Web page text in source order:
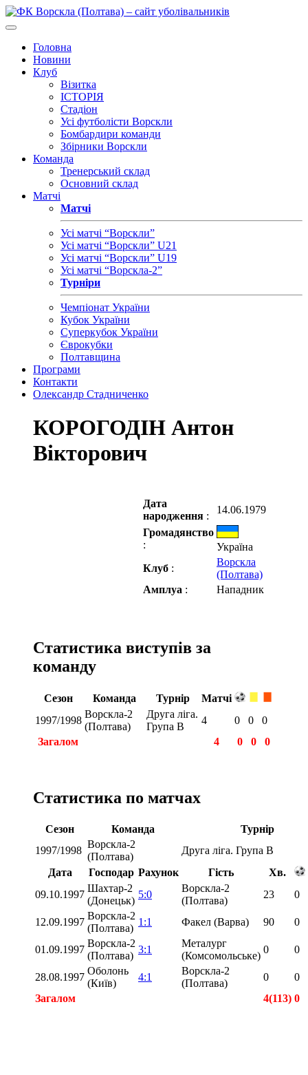
Головна
Новини
Клуб
Візитка
ІСТОРІЯ
Стадіон
Усі футболісти Ворскли
Бомбардири команди
Збірники Ворскли
Команда
Тренерський склад
Основний склад
Матчі
Матчі
Усі матчі “Ворскли”
Усі матчі “Ворскли” U21
Усі матчі “Ворскли” U19
Усі матчі “Ворскла-2”
Турніри
Чемпіонат України
Кубок України
Суперкубок України
Єврокубки
Полтавщина
Програми
Контакти
Олександр Стадниченко
КОРОГОДІН Антон
Вікторович
Дата
народження :
14.06.1979
Громадянство
:
Україна
Клуб :
Ворскла
(Полтава)
Амплуа : Нападник
Статистика виступів за
команду
Сезон Команда Турнір
Матчі
1997/1998
Ворскла-2
(Полтава)
Друга ліга.
Група В
4 0 0
0
Загалом
4 0 0 0
Статистика по матчах
Сезон Команда
Турнір
1997/1998
Ворскла-2
(Полтава)
Друга ліга. Група В
Дата
Господар Рахунок Гість
Хв.
09.10.1997
Шахтар-2
(Донецьк)
5:0
Ворскла-2
(Полтава)
23 0
12.09.1997
Ворскла-2
(Полтава)
1:1 Факел (Варва) 90 0
01.09.1997
Ворскла-2
(Полтава)
3:1
Металург
(Комсомольське)
0 0
28.08.1997
Оболонь
(Київ)
4:1
Ворскла-2
(Полтава)
0
0
Загалом
4(113) 0